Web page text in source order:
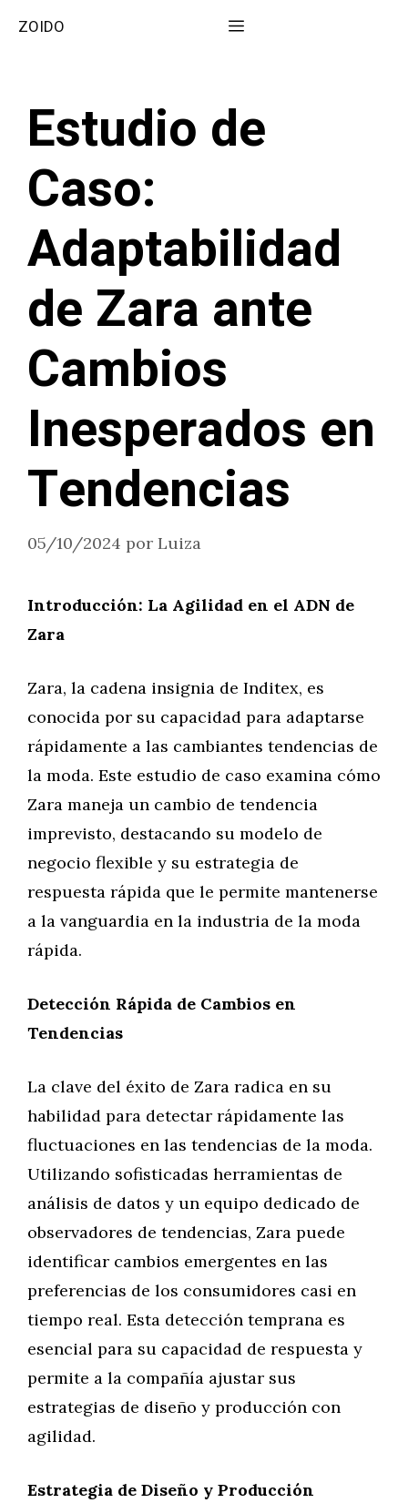
ZOIDO Menú
Estudio de
Caso:
Adaptabilidad
de Zara ante
Cambios
Inesperados en
Tendencias
05/10/2024 por Luiza
Introducción: La Agilidad en el ADN de
Zara
Zara, la cadena insignia de Inditex, es
conocida por su capacidad para adaptarse
rápidamente a las cambiantes tendencias de
la moda. Este estudio de caso examina cómo
Zara maneja un cambio de tendencia
imprevisto, destacando su modelo de
negocio flexible y su estrategia de
respuesta rápida que le permite mantenerse
a la vanguardia en la industria de la moda
rápida.
Detección Rápida de Cambios en
Tendencias
La clave del éxito de Zara radica en su
habilidad para detectar rápidamente las
fluctuaciones en las tendencias de la moda.
Utilizando sofisticadas herramientas de
análisis de datos y un equipo dedicado de
observadores de tendencias, Zara puede
identificar cambios emergentes en las
preferencias de los consumidores casi en
tiempo real. Esta detección temprana es
esencial para su capacidad de respuesta y
permite a la compañía ajustar sus
estrategias de diseño y producción con
agilidad.
Estrategia de Diseño y Producción